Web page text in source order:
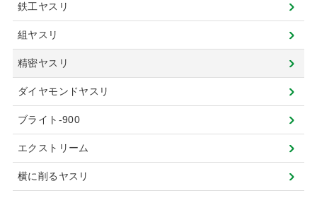
鉄工ヤスリ
組ヤスリ
精密ヤスリ
ダイヤモンドヤスリ
ブライト-900
エクストリーム
横に削るヤスリ